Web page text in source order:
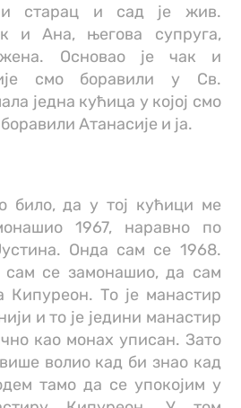
старац и сад је жив.
и Ана, његова супруга,
Основао је чак и
смо боравили у Св.
једна кућица у којој смо
Атанасије и ја.
било, да у тој кућици ме
1967, наравно по
Онда сам се 1968.
сам се замонашио, да сам
Кипуреон. То је манастир
и то је једини манастир
као монах уписан. Зато
волио кад би знао кад
тамо да се упокојим у